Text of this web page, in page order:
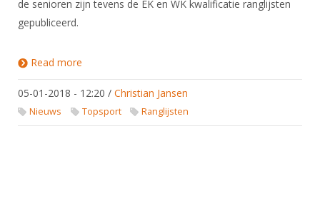
de senioren zijn tevens de EK en WK kwalificatie ranglijsten
gepubliceerd.
Read more
05-01-2018 - 12:20 / Christian Jansen
Nieuws Topsport Ranglijsten